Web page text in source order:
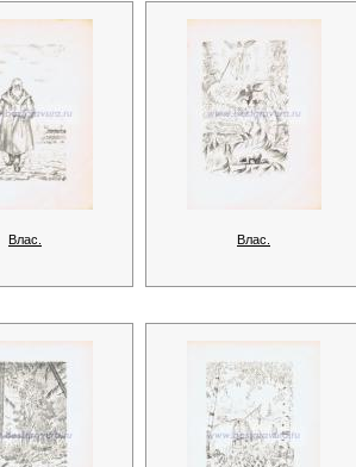
Влас. Влас.